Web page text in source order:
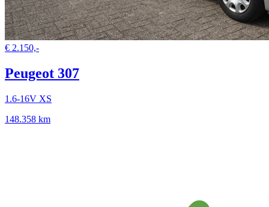
€ 2.150,-
Peugeot 307
1.6-16V XS
148.358 km